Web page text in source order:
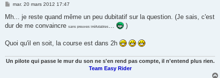
M
s
a
mar. 20 mars 2012 17:47
Mh... je reste quand même un peu dubitatif sur la question. (Je sais, c'est
dur de me convaincre sans preuves irréfutables )
Quoi qu'il en soit, la course est dans 2h
Un pilote qui passe le mur du son ne s'en rend pas compte, il n'entend plus rien.
Team Easy Rider